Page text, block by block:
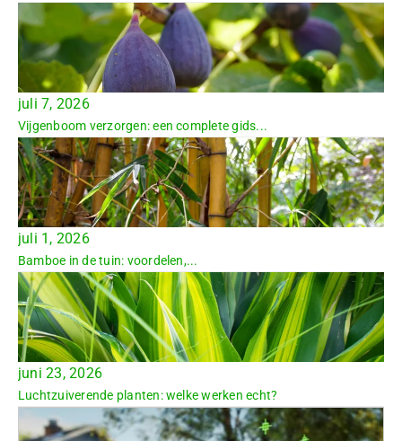
juli 7, 2026
Vijgenboom verzorgen: een complete gids...
juli 1, 2026
Bamboe in de tuin: voordelen,...
juni 23, 2026
Luchtzuiverende planten: welke werken echt?